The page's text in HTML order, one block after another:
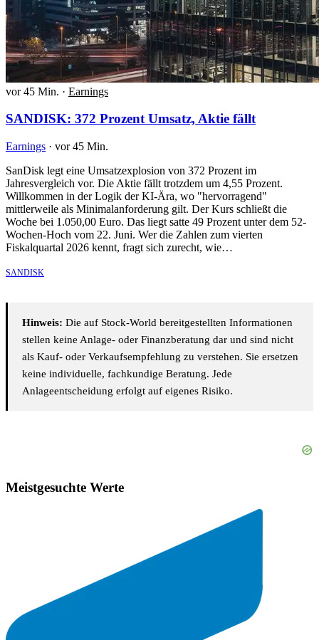
vor 45 Min. · Earnings
SANDISK: 372 Prozent Umsatz, Aktie fällt
Earnings · vor 45 Min.
SanDisk legt eine Umsatzexplosion von 372 Prozent im
Jahresvergleich vor. Die Aktie fällt trotzdem um 4,55 Prozent.
Willkommen in der Logik der KI-Ära, wo "hervorragend"
mittlerweile als Minimalanforderung gilt. Der Kurs schließt die
Woche bei 1.050,00 Euro. Das liegt satte 49 Prozent unter dem 52-
Wochen-Hoch vom 22. Juni. Wer die Zahlen zum vierten
Fiskalquartal 2026 kennt, fragt sich zurecht, wie…
SANDISK
Hinweis: Die auf Stock-World bereitgestellten Informationen
stellen keine Anlage- oder Finanzberatung dar und sind nicht
als Kauf- oder Verkaufsempfehlung zu verstehen. Sie ersetzen
keine individuelle, fachkundige Beratung. Jede
Anlageentscheidung erfolgt auf eigenes Risiko.
Meistgesuchte Werte